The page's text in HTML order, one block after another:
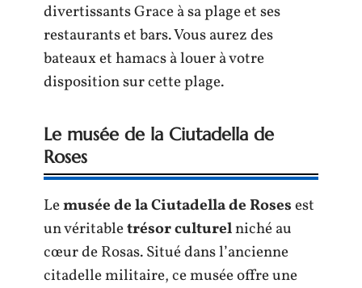
divertissants Grace à sa plage et ses
restaurants et bars. Vous aurez des
bateaux et hamacs à louer à votre
disposition sur cette plage.
Le musée de la Ciutadella de
Roses
Lemusée de la Ciutadella de Rosesest
un véritabletrésor culturelniché au
cœur de Rosas. Situé dans l’ancienne
citadelle militaire, ce musée offre une